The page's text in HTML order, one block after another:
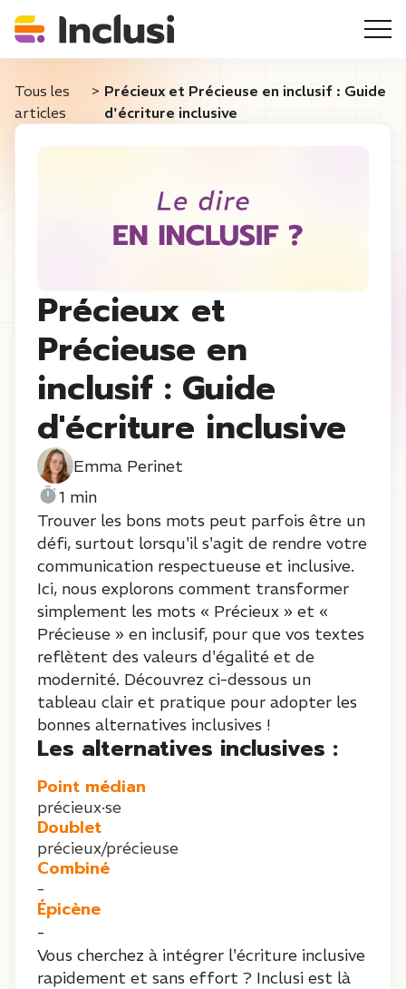
Tous les
articles
> Précieux et Précieuse en inclusif : Guide
d'écriture inclusive
Précieux et
Précieuse en
inclusif : Guide
d'écriture inclusive
Emma Perinet
1 min
Trouver les bons mots peut parfois être un
défi, surtout lorsqu'il s'agit de rendre votre
communication respectueuse et inclusive.
Ici, nous explorons comment transformer
simplement les mots « Précieux » et «
Précieuse » en inclusif, pour que vos textes
reflètent des valeurs d'égalité et de
modernité. Découvrez ci-dessous un
tableau clair et pratique pour adopter les
bonnes alternatives inclusives !
Les alternatives inclusives :
Point médian
précieux·se
Doublet
précieux/précieuse
Combiné
-
Épicène
-
Vous cherchez à intégrer l'écriture inclusive
rapidement et sans effort ? Inclusi est là